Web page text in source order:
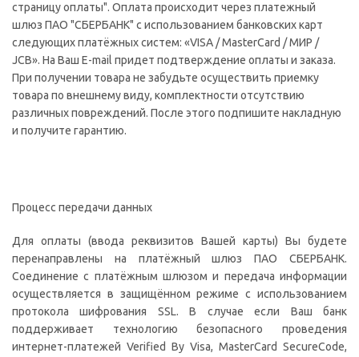
страницу оплаты". Оплата происходит через платежный
шлюз ПАО "СБЕРБАНК" с использованием банковских карт
следующих платёжных систем: «VISA / MasterCard / МИР /
JCB». На Ваш E-mail придет подтверждение оплаты и заказа.
При получении товара не забудьте осуществить приемку
товара по внешнему виду, комплектности отсутствию
различных повреждений. После этого подпишите накладную
и получите гарантию.
Процесс передачи данных
Для оплаты (ввода реквизитов Вашей карты) Вы будете
перенаправлены на платёжный шлюз ПАО СБЕРБАНК.
Соединение с платёжным шлюзом и передача информации
осуществляется в защищённом режиме с использованием
протокола шифрования SSL. В случае если Ваш банк
поддерживает технологию безопасного проведения
интернет-платежей Verified By Visa, MasterCard SecureCode,